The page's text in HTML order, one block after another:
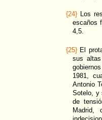
{24} Los
escaños
4,5.
{25} El
sus
1981,
Antonio
Sotelo, y
de
Madrid,